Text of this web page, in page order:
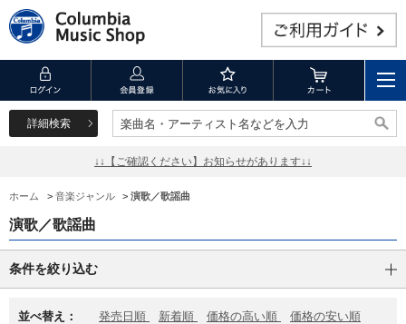
詳細検索 楽曲名・アーティスト名などを入力
楽曲名・アーティスト名などを入力
↓↓【ご確認ください】お知らせがあります↓↓
ホーム > 音楽ジャンル > 演歌／歌謡曲
演歌／歌謡曲
条件を絞り込む
並べ替え： 発売日順 新着順 価格の高い順 価格の安い順